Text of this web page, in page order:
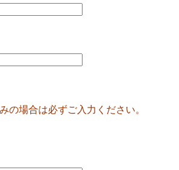
の場合は必ずご入力ください。